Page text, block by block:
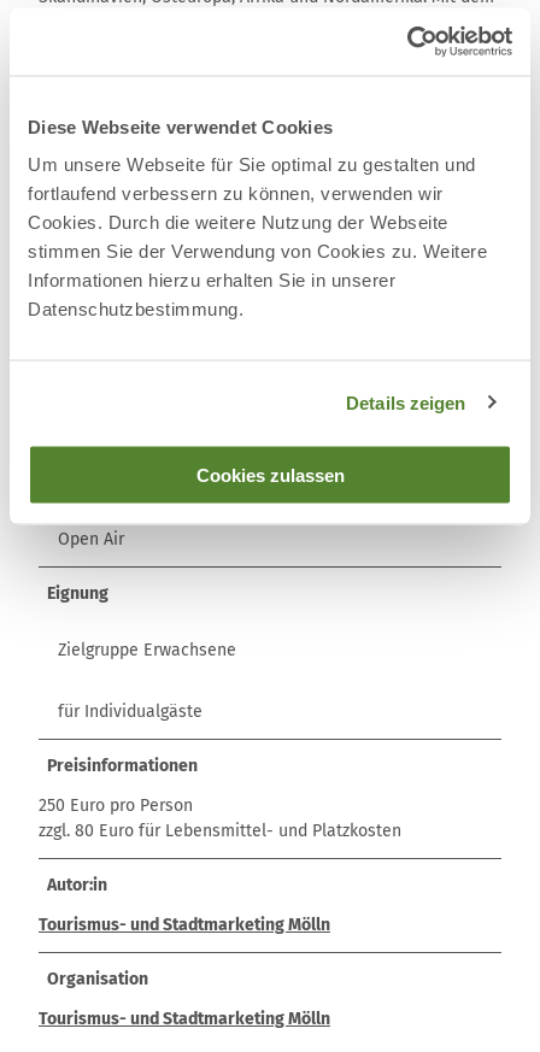
Diese Webseite verwendet Cookies
Um unsere Webseite für Sie optimal zu gestalten und
fortlaufend verbessern zu können, verwenden wir
Cookies. Durch die weitere Nutzung der Webseite
stimmen Sie der Verwendung von Cookies zu. Weitere
Informationen hierzu erhalten Sie in unserer
Datenschutzbestimmung.
Details zeigen
Cookies zulassen
Umweltzentrum Uhlenkolk hat die Wildnisschule seit 2016
einen neuen Stützpunkt, wo sie neben Fortbildungen auch
Terminübersicht
Anmeldung erforderlich
Open Air
Eignung
Zielgruppe Erwachsene
für Individualgäste
Preisinformationen
250 Euro pro Person
zzgl. 80 Euro für Lebensmittel- und Platzkosten
Autor:in
Tourismus- und Stadtmarketing Mölln
Organisation
Tourismus- und Stadtmarketing Mölln